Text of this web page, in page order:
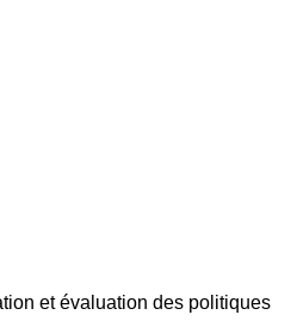
et évaluation des politiques